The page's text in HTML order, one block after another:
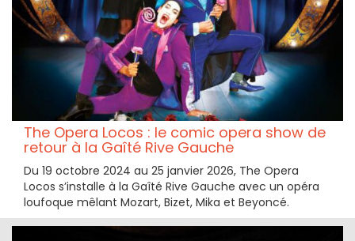
The Opera Locos : le comic opera show de
retour à la Gaîté Rive Gauche
Du 19 octobre 2024 au 25 janvier 2026, The Opera
Locos s’installe à la Gaîté Rive Gauche avec un opéra
loufoque mêlant Mozart, Bizet, Mika et Beyoncé.